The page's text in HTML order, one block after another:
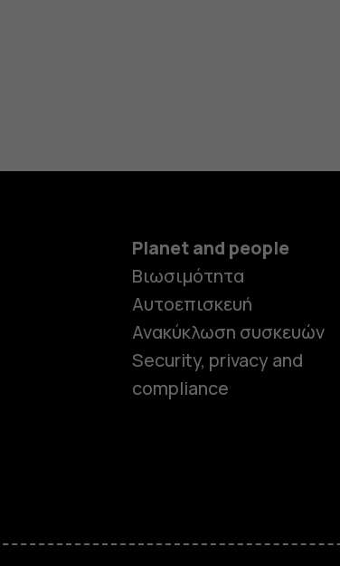
Planet and people
Βιωσιμότητα
Αυτοεπισκευή
Ανακύκλωση συσκευών
Security, privacy and
compliance